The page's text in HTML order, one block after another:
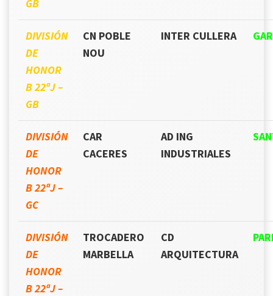
GB
DIVISIÓN
DE
HONOR
B 22ªJ –
GB
CN POBLE
NOU
INTER CULLERA
DIVISIÓN
DE
HONOR
B 22ªJ –
GC
CAR
CACERES
AD ING
INDUSTRIALES
DIVISIÓN
DE
HONOR
B 22ªJ –
TROCADERO
MARBELLA
CD
ARQUITECTURA